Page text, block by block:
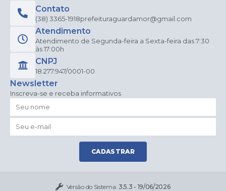
Contato
(38) 3365-1918prefeituraguardamor@gmail.com
Atendimento
Atendimento de Segunda-feira a Sexta-feira das 7:30
às 17:00h
CNPJ
18.277.947/0001-00
Newsletter
Inscreva-se e receba informativos
CADASTRAR
Versão do Sistema: 3.5.3 - 19/06/2026